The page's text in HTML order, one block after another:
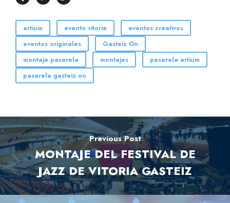
artium evento vitoria
eventos creativos
eventos originales
Gasteiz On
montaje pasarela
montajes
pasarela artium
pasarela gasteiz on
Previous Post
MONTAJE DEL FESTIVAL DE
JAZZ DE VITORIA GASTEIZ